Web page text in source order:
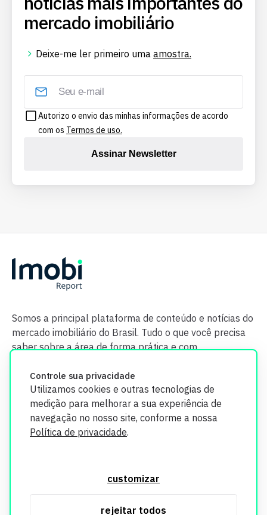
Controle sua privacidade
Utilizamos cookies e outras tecnologias de
medição para melhorar a sua experiência de
navegação no nosso site, conforme a nossa
Política de privacidade.
customizar
rejeitar todos
mercado imobiliário
Deixe-me ler primeiro uma amostra.
Autorizo o envio das minhas informações de acordo
com os Termos de uso.
Assinar Newsletter
Somos a principal plataforma de conteúdo e notícias do
mercado imobiliário do Brasil. Tudo o que você precisa
saber sobre a área de forma prática e com
segurança. Todos os dados coletados em nosso site são
utilizados exclusivamente para fins de aprimoramento de
informações, consulte nossa Política de Privacidade.